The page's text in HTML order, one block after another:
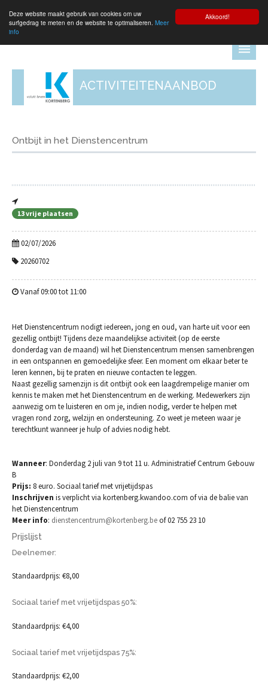
Akkoord!
Deze website maakt gebruik van cookies om uw
surfgedrag te meten en de website te optimaliseren. Meer
info
ACTIVITEITENAANBOD
Ontbijt in het Dienstencentrum
13 vrije plaatsen
02/07/2026
20260702
Vanaf 09:00 tot 11:00
Het Dienstencentrum nodigt iedereen, jong en oud, van harte uit voor een
gezellig ontbijt! Tijdens deze maandelijkse activiteit (op de eerste
donderdag van de maand) wil het Dienstencentrum mensen samenbrengen
in een ontspannen en gemoedelijke sfeer. Een moment om elkaar beter te
leren kennen, bij te praten en nieuwe contacten te leggen.
Naast gezellig samenzijn is dit ontbijt ook een laagdrempelige manier om
kennis te maken met het Dienstencentrum en de werking. Medewerkers zijn
aanwezig om te luisteren en om je, indien nodig, verder te helpen met
vragen rond zorg, welzijn en ondersteuning. Zo weet je meteen waar je
terechtkunt wanneer je hulp of advies nodig hebt.
Wanneer: Donderdag 2 juli van 9 tot 11 u. Administratief Centrum Gebouw
B
Prijs: 8 euro. Sociaal tarief met vrijetijdspas
Inschrijven is verplicht via kortenberg.kwandoo.com of via de balie van
het Dienstencentrum
Meer info: dienstencentrum@kortenberg.beof 02 755 23 10
Prijslijst
Deelnemer:
Standaardprijs: €8,00
Sociaal tarief met vrijetijdspas 50%:
Standaardprijs: €4,00
Sociaal tarief met vrijetijdspas 75%:
Standaardprijs: €2,00